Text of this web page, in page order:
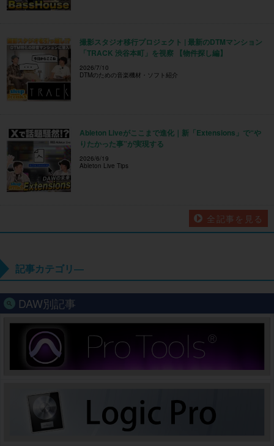
撮影スタジオ移行プロジェクト | 最新のDTMマンション
「TRACK 渋谷本町」を視察 【物件探し編】
2026/7/10
DTMのための音楽機材・ソフト紹介
Ableton Liveがここまで進化｜新「Extensions」で“や
りたかった事”が実現する
2026/6/19
Ableton Live Tips
全記事を見る
記事カテゴリ―
DAW別記事